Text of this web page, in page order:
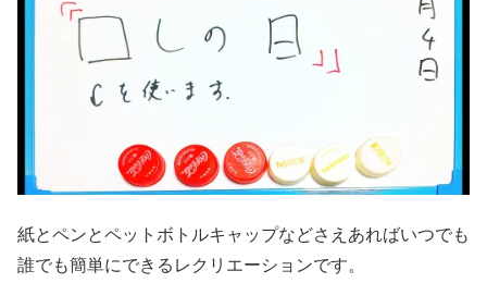
紙とペンとペットボトルキャップなどさえあればいつでも
誰でも簡単にできるレクリエーションです。